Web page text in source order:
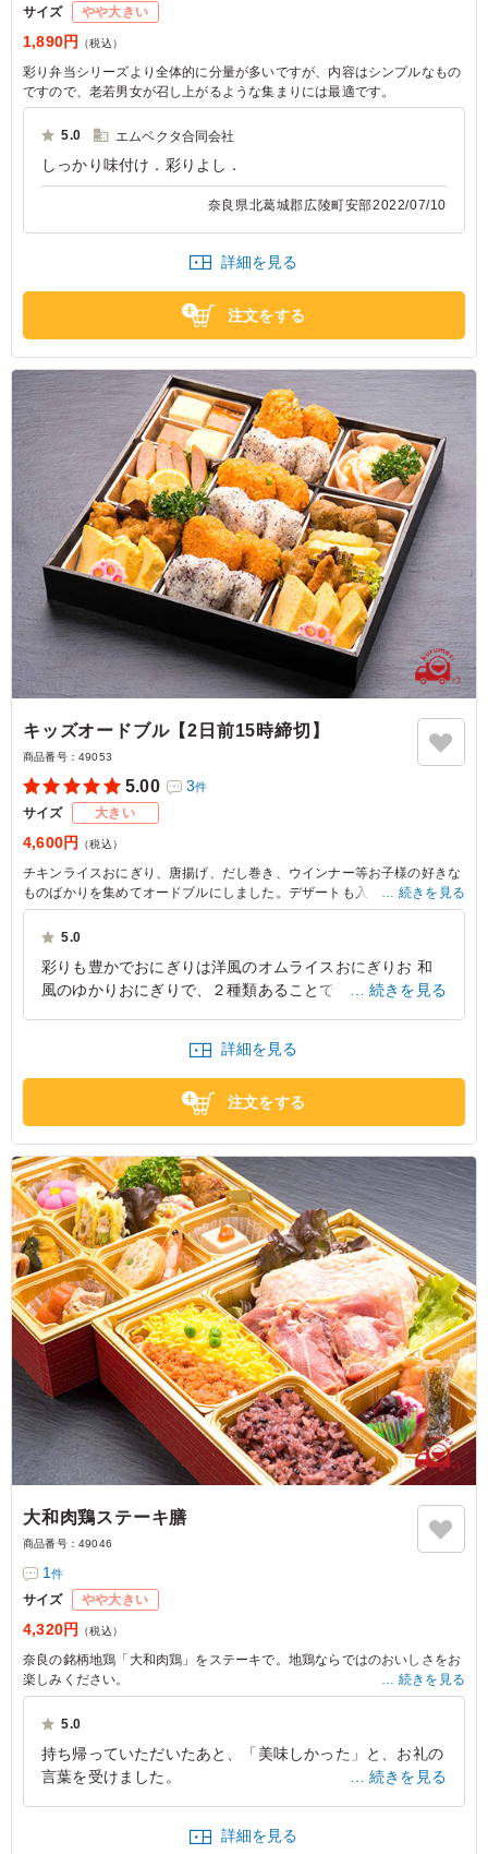
サイズ やや大きい
1,890円 （税込）
彩り弁当シリーズより全体的に分量が多いですが、内容はシンプルなもの
ですので、老若男女が召し上がるような集まりには最適です。
5.0 エムベクタ合同会社
しっかり味付け．彩りよし．
奈良県北葛城郡広陵町安部2022/07/10
詳細を見る
注文をする
キッズオードブル【2日前15時締切】
商品番号： 49053
5.00 3件
サイズ 大きい
4,600円 （税込）
チキンライスおにぎり、唐揚げ、だし巻き、ウインナー等お子様の好きな
ものばかりを集めてオードブルにしました。デザートも入ってお子様の集
まりにいかがでしょうか？
せていただきます。
※通常は1オードブルに付き、箸セット6個付けさせていただきます。
※ご希望がありましたら、必要本数を備考欄に記載お願い致します。
続きを見る
5.0
彩りも豊かでおにぎりは洋風のオムライスおにぎりお 和
風のゆかりおにぎりで、２種類あることで子供たちの好き
大阪府堺市東区日置荘西町
続きを見る
詳細を見る
注文をする
大和肉鶏ステーキ膳
商品番号： 49046
1件
サイズ やや大きい
4,320円 （税込）
奈良の銘柄地鶏「大和肉鶏」をステーキで。地鶏ならではのおいしさをお
楽しみください。
奈良県産の古代米と鮭ごはんがついた高級弁当です。
続きを見る
5.0
持ち帰っていただいたあと、「美味しかった」と、お礼の
言葉を受けました。
続きを見る
詳細を見る